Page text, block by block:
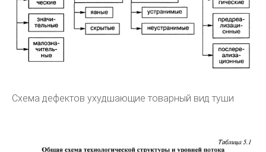
Схема дефектов ухудшающие товарный вид туши